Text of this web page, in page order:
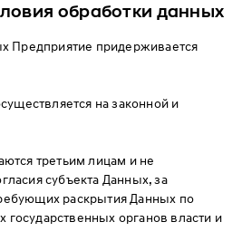
обработки данных
Предприятие придерживается
на законной и
третьим лицам и не
субъекта Данных, за
раскрытия Данных по
органов власти и